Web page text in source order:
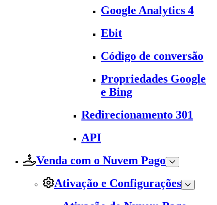
Google Analytics 4
Ebit
Código de conversão
Propriedades Google
e Bing
Redirecionamento 301
API
Venda com o Nuvem Pago
Ativação e Configurações